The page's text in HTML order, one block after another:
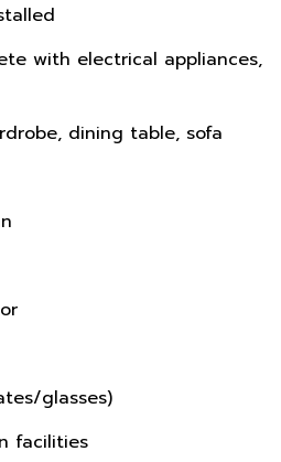
with electrical appliances,
dining table, sofa
glasses)
facilities